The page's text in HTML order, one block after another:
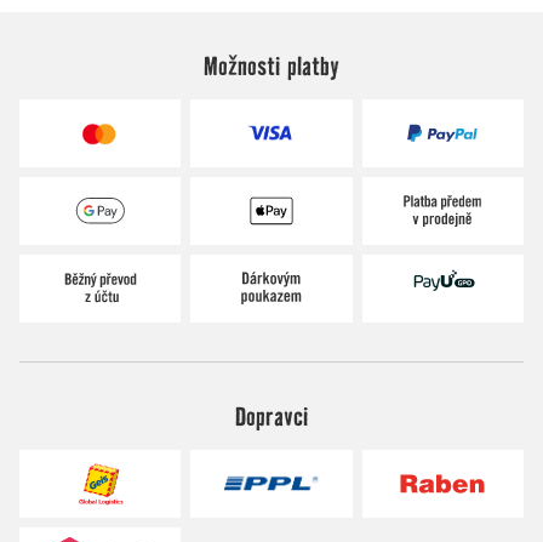
Možnosti platby
Dopravci